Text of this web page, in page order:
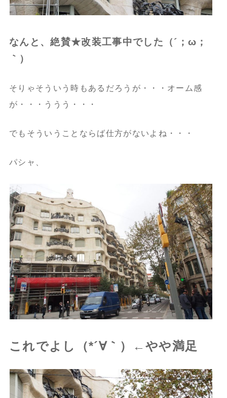
なんと、絶賛★改装工事中でした（´；ω；
｀）
そりゃそういう時もあるだろうが・・・オーム感
が・・・ううう・・・
でもそういうことならば仕方がないよね・・・
パシャ、
これでよし（*´∀｀）←やや満足